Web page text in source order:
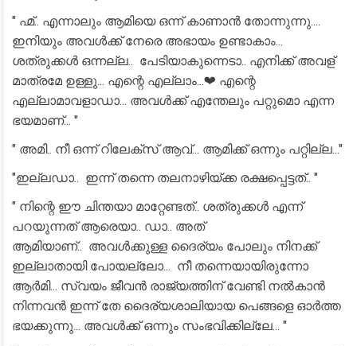
" ഹ്മ്.. എന്നാലും ആമിയെ ഒന്ന് കാണാൻ തോന്നുന്നു....
ഇനിയും അവൾക്ക് നേരെ അഭായം ഉണ്ടാകാം...
ശത്രുക്കൾ ഒന്നല്ല.. പേടിയാകുന്നെടാ.. എനിക്ക് അവള്
മാത്രമേ ഉള്ളു... എന്റെ എല്ലാം...❤ എന്റെ
എല്ലാമാവളാഡാ... അവൾക്ക് എന്തേലും പറ്റുമൊ എന്ന
ഭയമാണ്... "
" അമി.. നീ ഒന്ന് റിലേക്സ് ആവ്... ആമിക്ക് ഒന്നും പറ്റില്ല..."
"ഇല്ലഡാ.. ഇന്ന് തന്നെ തലനാഴിയ്ക്ക രക്ഷപ്പെട്ടത്.. "
" നിന്റെ ഈ ചിന്തയാ മാറ്റേണ്ടത്.. ശത്രുക്കൾ എന്ന്
പറയുന്നത് ആരെയാ.. ഡാ.. അത്
ആമിയാണ്.. അവൾക്കുള്ള ദൈര്യം പോലും നിനക്ക്
ഇല്ലാതായി പോയല്ലോ... നീ തന്നെയായിരുന്നോ
ആർമി... സ്വയം ജീവൻ രാജ്യത്തിന് വേണ്ടി നൽകാൻ
നിന്നവൻ ഇന്ന് തേ ദൈര്യശാലിയായ പെങ്ങളെ ഓർത്ത
ഭയക്കുന്നു... അവൾക്ക് ഒന്നും സംഭവിക്കില്ലേ... "